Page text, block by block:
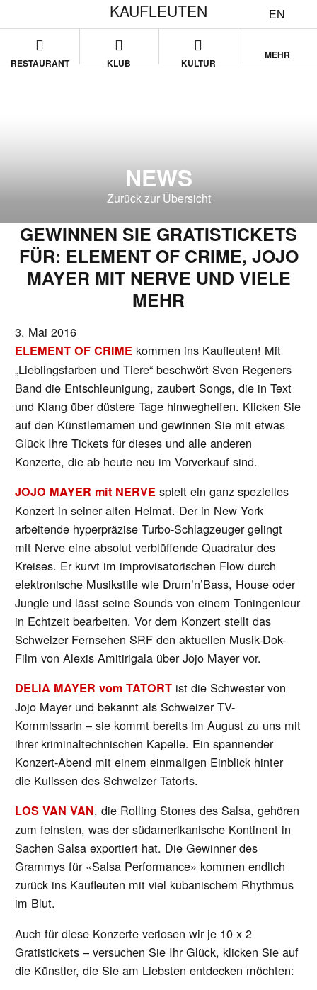
EN
KAUFLEUTEN
RESTAURANT KLUB KULTUR
MEHR
NEWS
Zurück zur Übersicht
GEWINNEN SIE GRATISTICKETS
FÜR: ELEMENT OF CRIME, JOJO
MAYER MIT NERVE UND VIELE
MEHR
3. Mai 2016
ELEMENT OF CRIME kommen ins Kaufleuten! Mit
„Lieblingsfarben und Tiere“ beschwört Sven Regeners
Band die Entschleunigung, zaubert Songs, die in Text
und Klang über düstere Tage hinweghelfen. Klicken Sie
auf den Künstlernamen und gewinnen Sie mit etwas
Glück Ihre Tickets für dieses und alle anderen
Konzerte, die ab heute neu im Vorverkauf sind.
JOJO MAYER mit NERVE spielt ein ganz spezielles
Konzert in seiner alten Heimat. Der in New York
arbeitende hyperpräzise Turbo-Schlagzeuger gelingt
mit Nerve eine absolut verblüffende Quadratur des
Kreises. Er kurvt im improvisatorischen Flow durch
elektronische Musikstile wie Drum’n’Bass, House oder
Jungle und lässt seine Sounds von einem Toningenieur
in Echtzeit bearbeiten. Vor dem Konzert stellt das
Schweizer Fernsehen SRF den aktuellen Musik-Dok-
Film von Alexis Amitirigala über Jojo Mayer vor.
DELIA MAYER vom TATORT ist die Schwester von
Jojo Mayer und bekannt als Schweizer TV-
Kommissarin – sie kommt bereits im August zu uns mit
ihrer kriminaltechnischen Kapelle. Ein spannender
Konzert-Abend mit einem einmaligen Einblick hinter
die Kulissen des Schweizer Tatorts.
LOS VAN VAN, die Rolling Stones des Salsa, gehören
zum feinsten, was der südamerikanische Kontinent in
Sachen Salsa exportiert hat. Die Gewinner des
Grammys für «Salsa Performance» kommen endlich
zurück ins Kaufleuten mit viel kubanischem Rhythmus
im Blut.
Auch für diese Konzerte verlosen wir je 10 x 2
Gratistickets – versuchen Sie Ihr Glück, klicken Sie auf
die Künstler, die Sie am Liebsten entdecken möchten: